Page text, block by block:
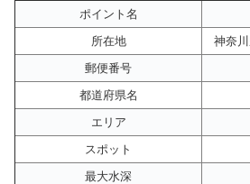
ポイント名
所在地
神奈
郵便番号
都道府県名
エリア
スポット
最大水深